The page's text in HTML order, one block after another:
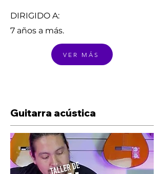
DIRIGIDO A:
7 años a más.
VER MÁS
Guitarra acústica